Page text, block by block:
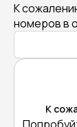
К
номеров в
К